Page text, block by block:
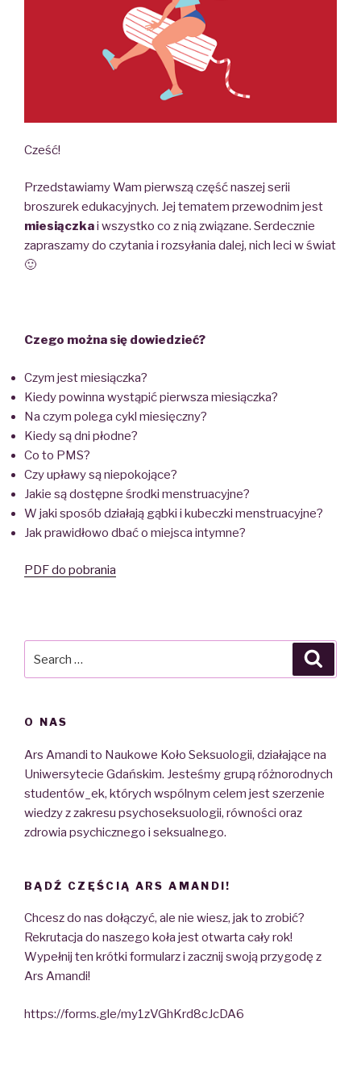
Cześć!
Przedstawiamy Wam pierwszą część naszej serii
broszurek edukacyjnych. Jej tematem przewodnim jest
miesiączkai wszystko co z nią związane. Serdecznie
zapraszamy do czytania i rozsyłania dalej, nich leci w świat
🙂
Czego można się dowiedzieć?
Czym jest miesiączka?
Kiedy powinna wystąpić pierwsza miesiączka?
Na czym polega cykl miesięczny?
Kiedy są dni płodne?
Co to PMS?
Czy upławy są niepokojące?
Jakie są dostępne środki menstruacyjne?
W jaki sposób działają gąbki i kubeczki menstruacyjne?
Jak prawidłowo dbać o miejsca intymne?
PDF do pobrania
O NAS
Ars Amandi to Naukowe Koło Seksuologii, działające na
Uniwersytecie Gdańskim. Jesteśmy grupą różnorodnych
studentów_ek, których wspólnym celem jest szerzenie
wiedzy z zakresu psychoseksuologii, równości oraz
zdrowia psychicznego i seksualnego.
BĄDŹ CZĘŚCIĄ ARS AMANDI!
Chcesz do nas dołączyć, ale nie wiesz, jak to zrobić?
Rekrutacja do naszego koła jest otwarta cały rok!
Wypełnij ten krótki formularz i zacznij swoją przygodę z
Ars Amandi!
https://forms.gle/my1zVGhKrd8cJcDA6